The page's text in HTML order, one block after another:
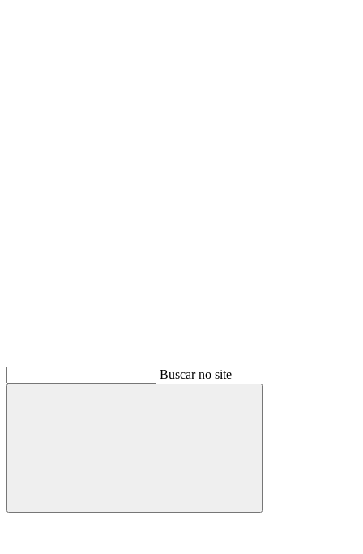
Buscar no site
Buscar